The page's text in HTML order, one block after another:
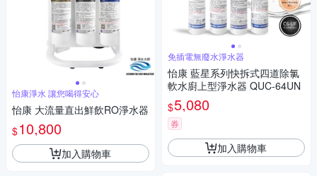
怡康淨水 讓您喝得安心
怡康 大流量直出鮮飲RO淨水器
$10,800
加入購物車
免插電無廢水淨水器
怡康 藍星系列快拆式四道除氯
軟水廚上型淨水器 QUC-64UN
$5,080
券
加入購物車